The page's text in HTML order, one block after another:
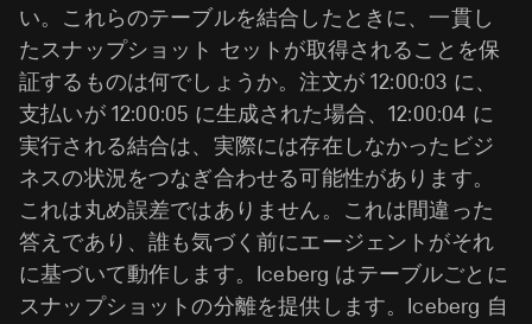
い。これらのテーブルを結合したときに、一貫し
たスナップショット セットが取得されることを保
証するものは何でしょうか。注文が 12:00:03 に、
支払いが 12:00:05 に生成された場合、12:00:04 に
実行される結合は、実際には存在しなかったビジ
ネスの状況をつなぎ合わせる可能性があります。
これは丸め誤差ではありません。これは間違った
答えであり、誰も気づく前にエージェントがそれ
に基づいて動作します。Iceberg はテーブルごとに
スナップショットの分離を提供します。Iceberg 自